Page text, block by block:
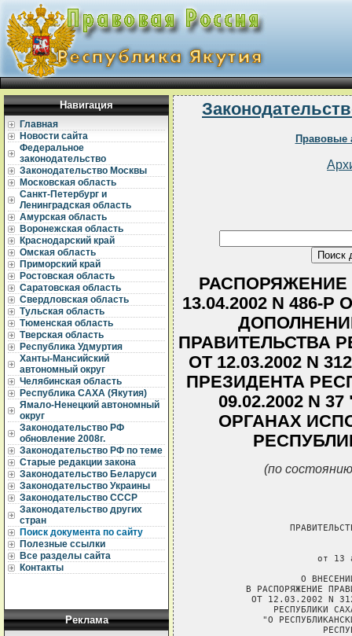
Навигация
Главная
Новости сайта
Федеральное
законодательство
Законодательство Москвы
Московская область
Санкт-Петербург и
Ленинградская область
Амурская область
Воронежская область
Краснодарский край
Омская область
Приморский край
Ростовская область
Саратовская область
Свердловская область
Тульская область
Тюменская область
Тверская область
Республика Удмуртия
Ханты-Мансийский
автономный округ
Челябинская область
Республика САХА (Якутия)
Ямало-Ненецкий автономный
округ
Законодательство РФ
обновление 2008г.
Законодательство РФ по теме
Старые редакции закона
Законодательство Беларуси
Законодательство Украины
Законодательство СССР
Законодательство других
стран
Поиск документа по сайту
Полезные ссылки
Все разделы сайта
Контакты
Реклама
Правовые
РАСПОРЯЖЕНИЕ
13.04.2002 N
ПРАВИТЕЛЬСТВА
ОТ 12.03.2002 N
ПРЕЗИДЕНТА
09.02.2002 N
ОРГАНАХ
(по
от 13
О
В РАСПОРЯЖЕНИЕ
ОТ 12.03.2002 N
РЕСПУБЛИКИ
"О